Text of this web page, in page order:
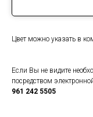
Цвет можно указать в
Если Вы не видите
посредством
961 242 5505